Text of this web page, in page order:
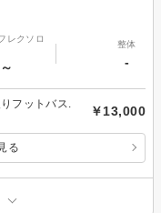
レクソロ
整体
-
フットバス.
￥13,000
る